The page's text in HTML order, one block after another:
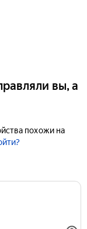
вы, а
похожи на